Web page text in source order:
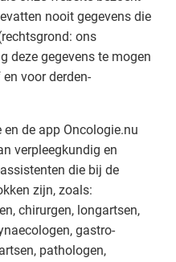
nooit gegevens die
ons
deze gegevens te mogen
voor derden-
de app Oncologie.nu
verpleegkundig en
die bij de
zijn, zoals:
chirurgen, longartsen,
gastro-
pathologen,